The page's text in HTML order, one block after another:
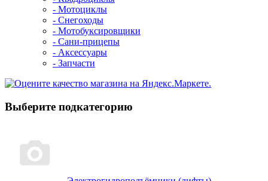
- Мотоциклы
- Снегоходы
- Мотобуксировщики
- Сани-прицепы
- Аксессуары
- Запчасти
Выберите подкатегорию